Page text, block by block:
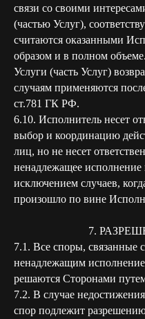
связи со своими
(частью Услуг),
считаются оказанными
образом и в полном
Услуги (часть Услуг)
случаям применяются
ст.781 ГК РФ.
6.10. Исполнитель несет
выбор и координацию
лиц, но не несет
ненадлежащее исполнение
исключением случаев,
произошло по вине
7.
7.1. Все споры, связанные
ненадлежащим
решаются Сторонами
7.2. В случае
спор подлежит